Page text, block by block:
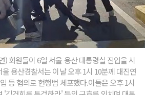
) 회원들이 6일 서울 용산 대통령실 진입을 시
용산경찰서는 이날 오후 1시 10분께 대진연
등 혐의로 현행범 체포했다.이들은 오후 1시